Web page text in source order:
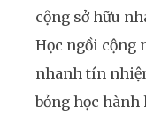
cộng sở hữu
Học ngồi cộng
nhanh tín
bỏng học